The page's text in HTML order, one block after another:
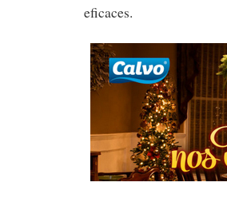
eficaces.